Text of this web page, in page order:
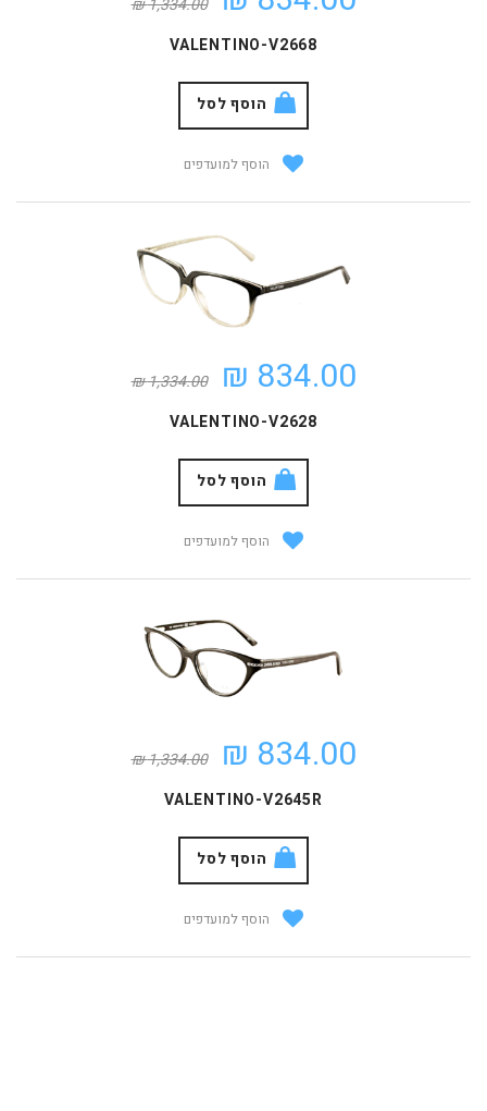
1,334.00 ₪
VALENTINO-V2668
הוסף לסל
הוסף למועדפים
834.00 ₪
1,334.00 ₪
VALENTINO-V2628
הוסף לסל
הוסף למועדפים
834.00 ₪
1,334.00 ₪
VALENTINO-V2645R
הוסף לסל
הוסף למועדפים